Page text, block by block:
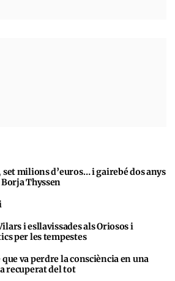
set milions d’euros… i gairebé dos anys
Borja Thyssen
i esllavissades als Oriosos i
per les tempestes
va perdre la consciència en una
recuperat del tot